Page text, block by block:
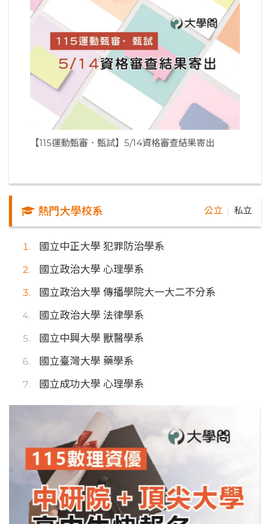
【115運動甄審．甄試】5/14資格審查結果寄出
熱門大學校系 公立 私立
國立中正大學 犯罪防治學系
國立政治大學 心理學系
國立政治大學 傳播學院大一大二不分系
國立政治大學 法律學系
國立中興大學 獸醫學系
國立臺灣大學 藥學系
國立成功大學 心理學系